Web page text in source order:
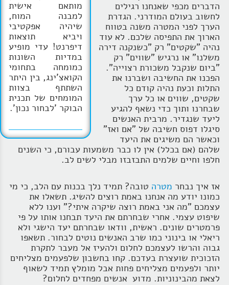
מותאם אישית
למבנה המוח,
שיהיה אפקטיבי
ויביא תוצאות
דיפרנט! עדי מופיע
במדיות השונות
כמומחה בתחומי
הקואצ'ינג, בין היתר
השתתף בצוות
המומחים של תכנית
הבוקר 'לבחור נכון'.
הדברים מכפי שאנחנו רגילים
לחשוב בעולם המודרני. הגדרת
הערך לפני המטרה משנה בטווח
הארוך את התפיסה שלכם. לא עוד
נהיה "שקטים" רק "כשנקנה דירה
משלנו" או נרגיש "שווים" רק
"ביום שנקבל משכורת רצוייה".
הפכנו את החשיבה ושברנו את
התלות וכעת נהיה קודם כל
שקטים, שווים או כל ערך
שבחרנו ותוך כדי נשאף להגיע
ליעד שנגדיר. מרבית האנשים
סיגלו דפוס חשיבה של "אם ואז"
וכאשר הם משיגים את היעד
שלהם (אם בכלל) אין לו כבר משמעות עבורם, כי השנים
חלפו וחיים שלמים התבזבזו מבלי לשים לב.
אז איך נבחר מטרה טובה? תמיד נלך בכנות עם הלב, כי מי
כמונו יודע מה אנחנו באמת רוצים להשיג. תשאלו את
עצמכם "מה אני באמת רוצה שיקרה איתי?" וענו ללא
שיפוט עצמי. אחרי שבחרתם את היעד תבחנו אותו על פי
פרמטרים שונים. ראשית, וודאו שבחרתם יעד הישגי ולא
ריאלי או בינוני כמו שרב האנשים נוטים לבחור. תשאפו
גבוה והרשו לעצמכם לחלום ולהעיז אל מעבר לתקרת
הזכוכית שועצרת בעדכם. קחו בחשבון שלפעמים מצליחים
יותר ולפעמים מצליחים פחות אבל מומלץ תמיד לשאוף
לצאת מהבינוניות. מדוע אנשים מפחדים לחלום?